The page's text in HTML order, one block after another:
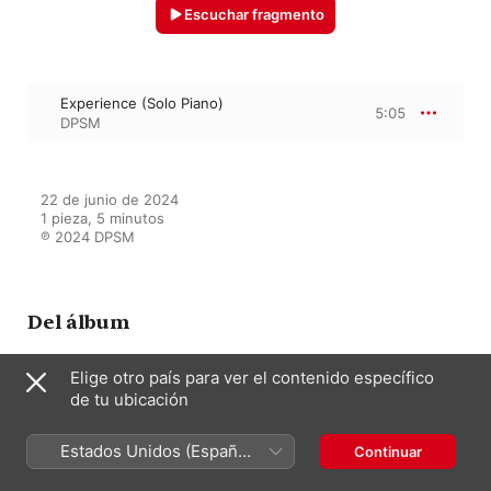
Escuchar fragmento
Experience (Solo Piano)
DPSM
5:05
22 de junio de 2024
1 pieza, 5 minutos
℗ 2024 DPSM
Del álbum
Experience (Solo Piano) - Single
DPSM
Elige otro país para ver el contenido específico
de tu ubicación
Estados Unidos (Español
México)
Continuar